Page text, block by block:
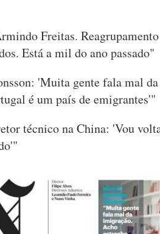
Freitas.
Está a mil do ano passado"
'Muita gente fala mal
é um país de emigrantes'"
técnico na China: 'Vou